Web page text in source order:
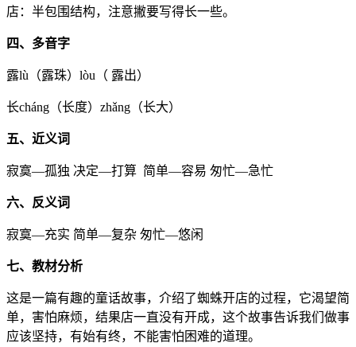
店：半包围结构，注意撇要写得长一些。
四、多音字
露lù（露珠）lòu（ 露出）
长cháng（长度）zhǎng（长大）
五、近义词
寂寞—孤独 决定—打算 简单—容易 匆忙—急忙
六、反义词
寂寞—充实 简单—复杂 匆忙—悠闲
七、教材分析
这是一篇有趣的童话故事，介绍了蜘蛛开店的过程，它渴望简
单，害怕麻烦，结果店一直没有开成，这个故事告诉我们做事
应该坚持，有始有终，不能害怕困难的道理。